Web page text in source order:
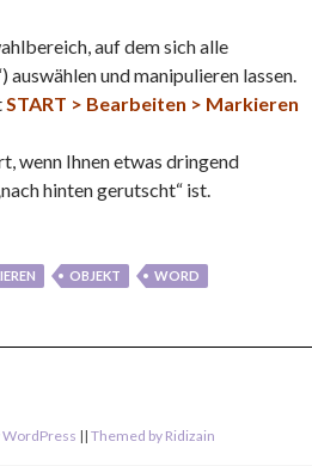
auf dem sich alle
und manipulieren lassen.
START > Bearbeiten > Markieren
wenn Ihnen etwas dringend
hinten gerutscht“ ist.
OBJEKT WORD
WordPress || Themed by Ridizain